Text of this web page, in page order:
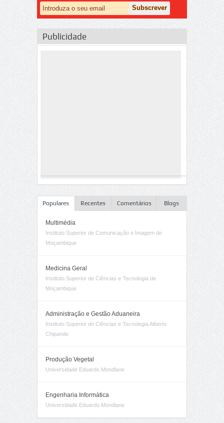
Publicidade
Populares Recentes Comentários Blogs
Multimédia
Instituto Superior de Comunicação e Imagem de
Moçambique
Medicina Geral
Instituto Superior de Ciências e Tecnologia de
Moçambique
Administração e Gestão Aduaneira
Instituto Superior de Ciências e Tecnologia Alberto
Chipande
Produção Vegetal
Universidade Eduardo Mondlane
Engenharia Informática
Universidade Eduardo Mondlane